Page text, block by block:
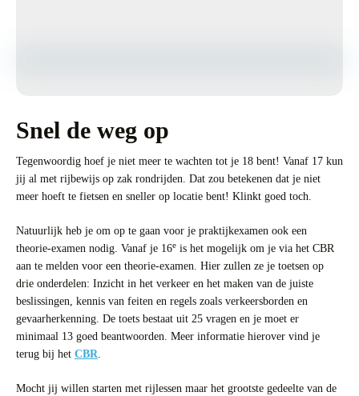
Snel de weg op
Tegenwoordig hoef je niet meer te wachten tot je 18 bent! Vanaf 17 kun
jij al met rijbewijs op zak rondrijden. Dat zou betekenen dat je niet
meer hoeft te fietsen en sneller op locatie bent! Klinkt goed toch.
Natuurlijk heb je om op te gaan voor je praktijkexamen ook een
theorie-examen nodig. Vanaf je 16e is het mogelijk om je via het CBR
aan te melden voor een theorie-examen. Hier zullen ze je toetsen op
drie onderdelen: Inzicht in het verkeer en het maken van de juiste
beslissingen, kennis van feiten en regels zoals verkeersborden en
gevaarherkenning. De toets bestaat uit 25 vragen en je moet er
minimaal 13 goed beantwoorden. Meer informatie hierover vind je
terug bij het CBR.
Mocht jij willen starten met rijlessen maar het grootste gedeelte van de